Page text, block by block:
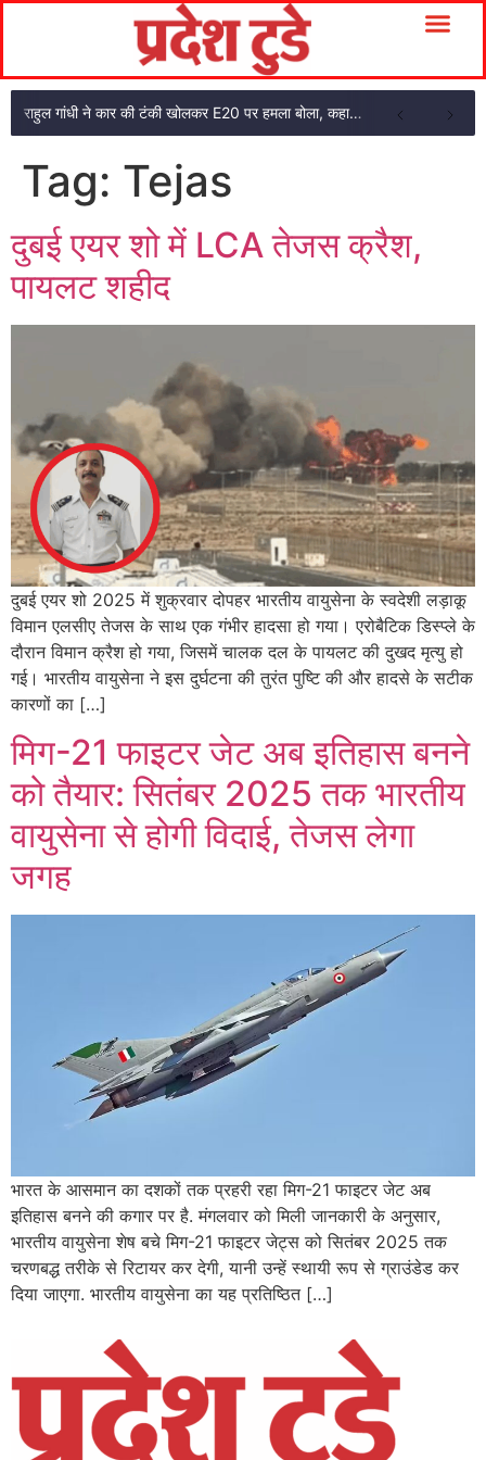
राहुल गांधी ने कार की टंकी खोलकर E20 पर हमला बोला, कहा- पूरी दाल ही काली है
Tag: Tejas
दुबई एयर शो में LCA तेजस क्रैश,
पायलट शहीद
दुबई एयर शो 2025 में शुक्रवार दोपहर भारतीय वायुसेना के स्वदेशी लड़ाकू
विमान एलसीए तेजस के साथ एक गंभीर हादसा हो गया। एरोबैटिक डिस्प्ले के
दौरान विमान क्रैश हो गया, जिसमें चालक दल के पायलट की दुखद मृत्यु हो
गई। भारतीय वायुसेना ने इस दुर्घटना की तुरंत पुष्टि की और हादसे के सटीक
कारणों का […]
मिग-21 फाइटर जेट अब इतिहास बनने
को तैयार: सितंबर 2025 तक भारतीय
वायुसेना से होगी विदाई, तेजस लेगा
जगह
भारत के आसमान का दशकों तक प्रहरी रहा मिग-21 फाइटर जेट अब
इतिहास बनने की कगार पर है. मंगलवार को मिली जानकारी के अनुसार,
भारतीय वायुसेना शेष बचे मिग-21 फाइटर जेट्स को सितंबर 2025 तक
चरणबद्ध तरीके से रिटायर कर देगी, यानी उन्हें स्थायी रूप से ग्राउंडेड कर
दिया जाएगा. भारतीय वायुसेना का यह प्रतिष्ठित […]